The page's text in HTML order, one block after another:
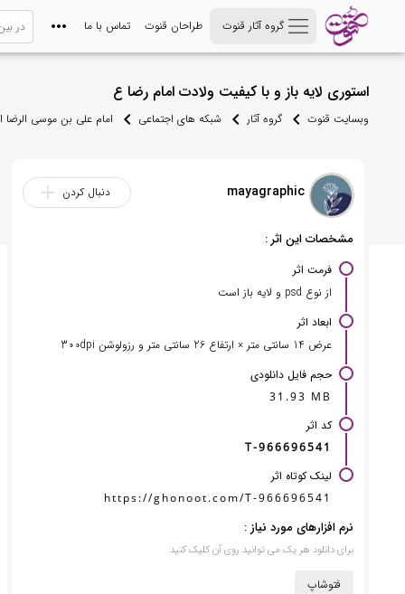
گروه آثار قنوت طراحان قنوت تماس با ما
استوری لایه باز و با کیفیت ولادت امام رضا ع
وبسایت قنوت گروه آثار شبکه های اجتماعی امام علی بن موسی
mayagraphic دنبال کردن add
مشخصات این اثر :
فرمت اثر
از نوع psd و لایه باز است
ابعاد اثر
عرض 14 سانتی متر × ارتفاع 26 سانتی متر و رزولوشن 300dpi
حجم فایل دانلودی
31.93 MB
کد اثر
T-966696541
لینک کوتاه اثر
https://ghonoot.com/T-966696541
نرم افزارهای مورد نیاز :
برای دانلود هر یک می توانید روی آن کلیک کنید
فتوشاپ